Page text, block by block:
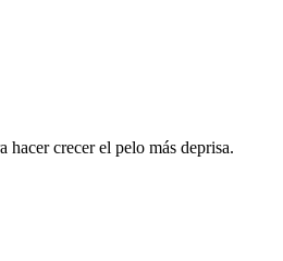
hacer crecer el pelo más deprisa.